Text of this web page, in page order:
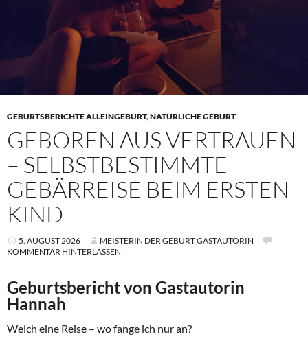
GEBURTSBERICHTE ALLEINGEBURT,NATÜRLICHE GEBURT
GEBOREN AUS VERTRAUEN
– SELBSTBESTIMMTE
GEBÄRREISE BEIM ERSTEN
KIND
5. AUGUST 2026
MEISTERIN DER GEBURT GASTAUTORIN
KOMMENTAR HINTERLASSEN
Geburtsbericht von Gastautorin
Hannah
Welch eine Reise – wo fange ich nur an?